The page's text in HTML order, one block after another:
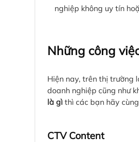
nghiệp không uy tín
Những công
Hiện nay, trên thị trường
doanh nghiệp cũng như
là gì thì các bạn hãy
CTV Content